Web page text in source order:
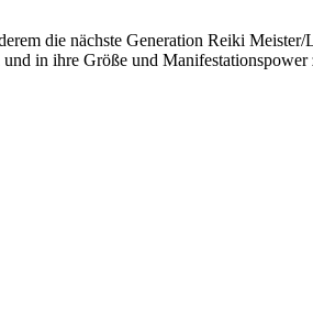
die nächste Generation Reiki
in ihre Größe und Manifestationspower